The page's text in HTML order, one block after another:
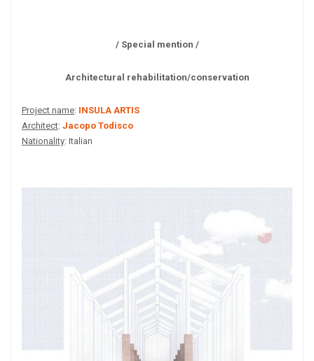
/ Special mention /
Architectural rehabilitation/conservation
Project name: INSULA ARTIS
Architect: Jacopo Todisco
Nationality: Italian